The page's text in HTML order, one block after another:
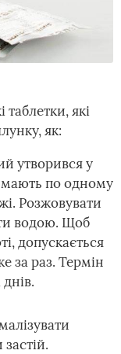
які
як:
утворився у
по одному
Розжовувати
водою. Щоб
допускається
за раз. Термін